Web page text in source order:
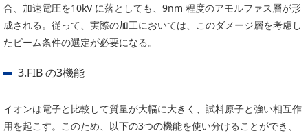
合、加速電圧を10kV に落としても、9nm 程度のアモルファス層が形
成される。従って、実際の加工においては、このダメージ層を考慮し
たビーム条件の選定が必要になる。
3.FIB の3機能
イオンは電子と比較して質量が大幅に大きく、試料原子と強い相互作
用を起こす。このため、以下の3つの機能を使い分けることができ、